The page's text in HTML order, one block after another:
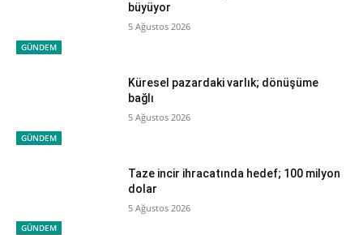
GÜNDEM
büyüyor
5 Ağustos 2026
GÜNDEM
Küresel pazardaki varlık; dönüşüme
bağlı
5 Ağustos 2026
GÜNDEM
Taze incir ihracatında hedef; 100 milyon
dolar
5 Ağustos 2026